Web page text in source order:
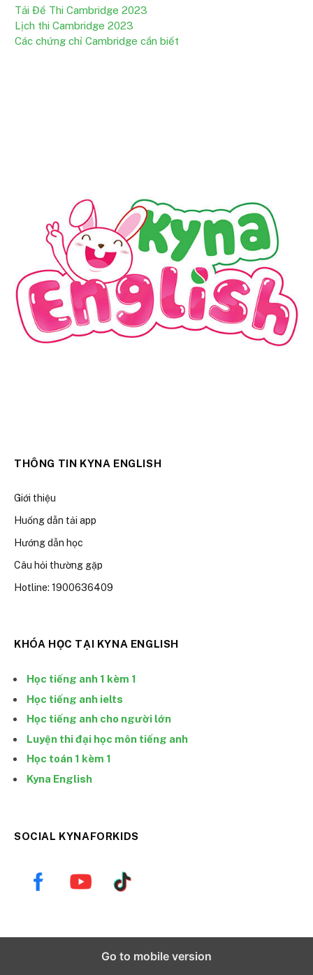
Tải Đề Thi Cambridge 2023
Lịch thi Cambridge 2023
Các chứng chỉ Cambridge cần biết
THÔNG TIN KYNA ENGLISH
Giới thiệu
Huống dẫn tải app
Hướng dẫn học
Câu hỏi thường gặp
Hotline: 1900636409
KHÓA HỌC TẠI KYNA ENGLISH
Học tiếng anh 1 kèm 1
Học tiếng anh ielts
Học tiếng anh cho người lớn
Luyện thi đại học môn tiếng anh
Học toán 1 kèm 1
Kyna English
SOCIAL KYNAFORKIDS
Go to mobile version